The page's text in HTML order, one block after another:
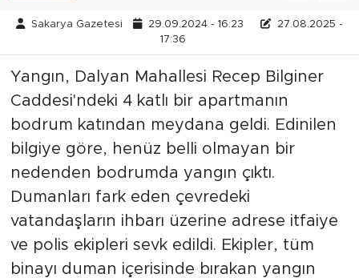
Sakarya Gazetesi 29.09.2024 - 16:23
27.08.2025 -
17:36
Yangın, Dalyan Mahallesi Recep Bilginer
Caddesi'ndeki 4 katlı bir apartmanın
bodrum katından meydana geldi. Edinilen
bilgiye göre, henüz belli olmayan bir
nedenden bodrumda yangın çıktı.
Dumanları fark eden çevredeki
vatandaşların ihbarı üzerine adrese itfaiye
ve polis ekipleri sevk edildi. Ekipler, tüm
binayı duman içerisinde bırakan yangın
Politika